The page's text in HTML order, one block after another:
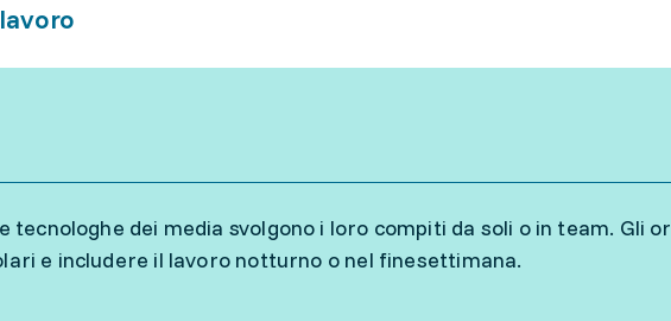
tecnologhe dei media svolgono i loro compiti da soli o in team. Gli
e includere il lavoro notturno o nel finesettimana.